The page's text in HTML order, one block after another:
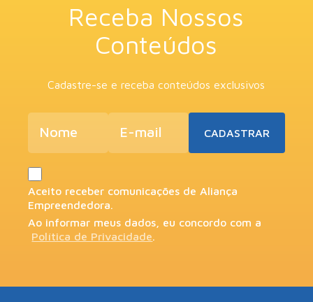
Receba Nossos
Conteúdos
Cadastre-se e receba conteúdos exclusivos
Aceito receber comunicações de Aliança
Empreendedora.
Ao informar meus dados, eu concordo com a
Política de Privacidade.